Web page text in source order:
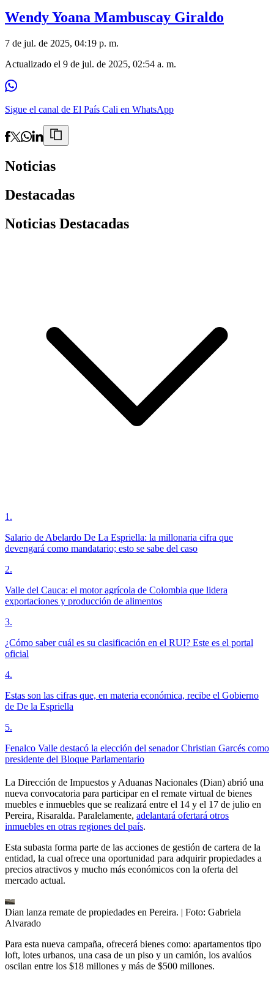
Wendy Yoana Mambuscay Giraldo
7 de jul. de 2025, 04:19 p. m.
Actualizado el 9 de jul. de 2025, 02:54 a. m.
Sigue el canal de El País Cali en WhatsApp
Noticias
Destacadas
Noticias Destacadas
1 .
Salario de Abelardo De La Espriella: la millonaria cifra que
devengará como mandatario; esto se sabe del caso
2.
Valle del Cauca: el motor agrícola de Colombia que lidera
exportaciones y producción de alimentos
3.
¿Cómo saber cuál es su clasificación en el RUI? Este es el portal
oficial
4.
Estas son las cifras que, en materia económica, recibe el Gobierno
de De la Espriella
5.
Fenalco Valle destacó la elección del senador Christian Garcés como
presidente del Bloque Parlamentario
La Dirección de Impuestos y Aduanas Nacionales (Dian) abrió una
nueva convocatoria para participar en el remate virtual de bienes
muebles e inmuebles que se realizará entre el 14 y el 17 de julio en
Pereira, Risaralda. Paralelamente, adelantará ofertará otros
inmuebles en otras regiones del país.
Esta subasta forma parte de las acciones de gestión de cartera de la
entidad, la cual ofrece una oportunidad para adquirir propiedades a
precios atractivos y mucho más económicos con la oferta del
mercado actual.
Dian lanza remate de propiedades en Pereira. | Foto: Gabriela
Alvarado
Para esta nueva campaña, ofrecerá bienes como: apartamentos tipo
loft, lotes urbanos, una casa de un piso y un camión, los avalúos
oscilan entre los $18 millones y más de $500 millones.